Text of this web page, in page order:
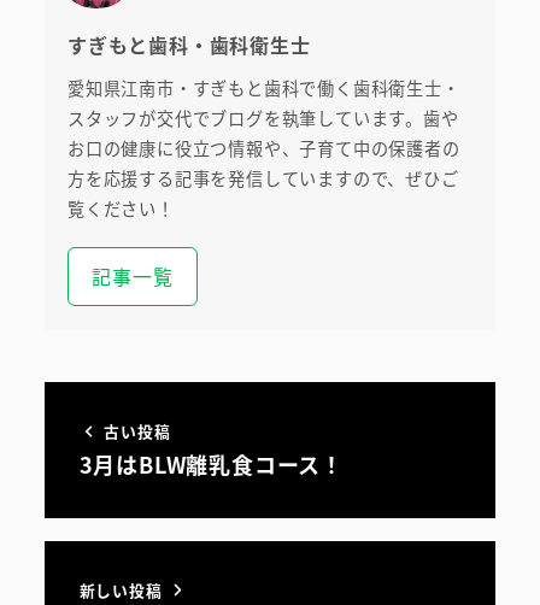
医院案内・アクセス
院内ツアー
無料託児ルーム
すぎもと歯科・歯科衛生士
愛知県江南市・すぎもと歯科で働く歯科衛生士・
スタッフが交代でブログを執筆しています。歯や
お口の健康に役立つ情報や、子育て中の保護者の
方を応援する記事を発信していますので、ぜひご
覧ください！
記事一覧
古い投稿
3月はBLW離乳食コース！
新しい投稿